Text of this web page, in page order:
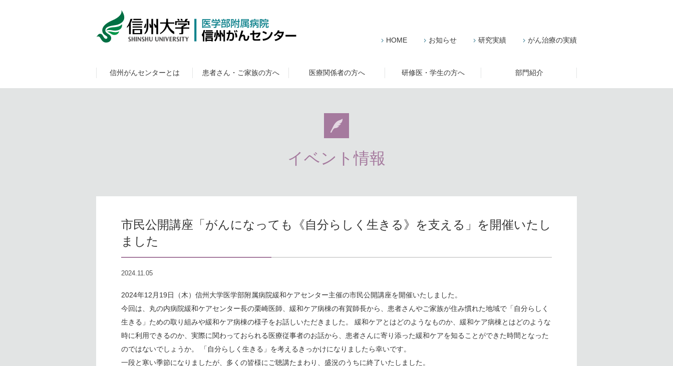
HOME お知らせ 研究実績 がん治療の実績
信州がんセンターとは 患者さん・ご家族の方へ 医療関係者の方へ 研修医・学生の方へ 部門紹介
イベント情報
市民公開講座「がんになっても《自分らしく生きる》を支える」を開催いたし
ました
2024.11.05
2024年12月19日（木）信州大学医学部附属病院緩和ケアセンター主催の市民公開講座を開催いたしました。
今回は、丸の内病院緩和ケアセンター長の栗崎医師、緩和ケア病棟の有賀師長から、患者さんやご家族が住み慣れた地域で「自分らしく
生きる」ための取り組みや緩和ケア病棟の様子をお話しいただきました。 緩和ケアとはどのようなものか、緩和ケア病棟とはどのような
時に利用できるのか、実際に関わっておられる医療従事者のお話から、患者さんに寄り添った緩和ケアを知ることができた時間となった
のではないでしょうか。 「自分らしく生きる」を考えるきっかけになりましたら幸いです。
一段と寒い季節になりましたが、多くの皆様にご聴講たまわり、盛況のうちに終了いたしました。